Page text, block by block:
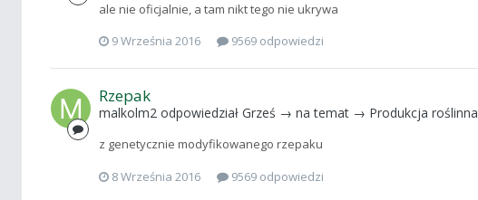
ale nie oficjalnie, a tam nikt tego nie ukrywa
9 Września 2016
9569 odpowiedzi
Rzepak
malkolm2 odpowiedział Grześ → na temat → Produkcja roślinna
z genetycznie modyfikowanego rzepaku
8 Września 2016
9569 odpowiedzi